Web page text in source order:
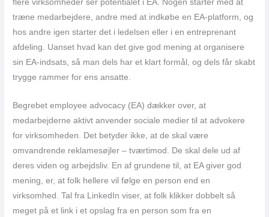
flere virksomheder ser potentialet i EA. Nogen starter med at
træne medarbejdere, andre med at indkøbe en EA-platform, og
hos andre igen starter det i ledelsen eller i en entreprenant
afdeling. Uanset hvad kan det give god mening at organisere
sin EA-indsats, så man dels har et klart formål, og dels får skabt
trygge rammer for ens ansatte.
Begrebet employee advocacy (EA) dækker over, at
medarbejderne aktivt anvender sociale medier til at advokere
for virksomheden. Det betyder ikke, at de skal være
omvandrende reklamesøjler – tværtimod. De skal dele ud af
deres viden og arbejdsliv. En af grundene til, at EA giver god
mening, er, at folk hellere vil følge en person end en
virksomhed. Tal fra LinkedIn viser, at folk klikker dobbelt så
meget på et link i et opslag fra en person som fra en